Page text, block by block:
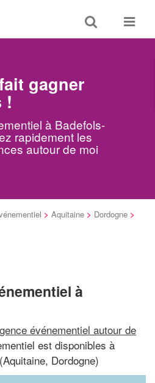
Toggle
search
Toggle
gagner
!
à Badefols-
rapidement les
autour de moi
> Aquitaine > Dordogne >
à
événementiel autour de
est disponibles à
Dordogne)